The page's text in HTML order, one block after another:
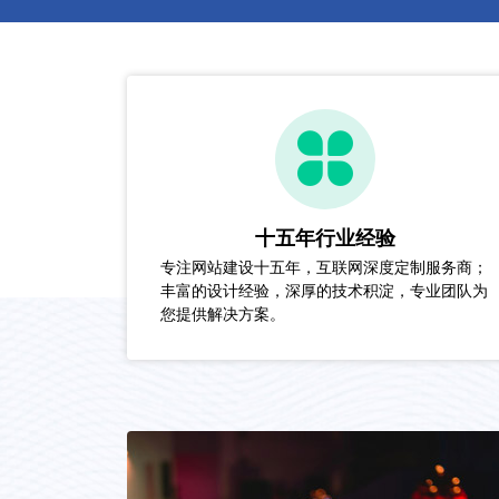
十五年行业经验
专注网站建设十五年，互联网深度定制服务商；
丰富的设计经验，深厚的技术积淀，专业团队为
您提供解决方案。